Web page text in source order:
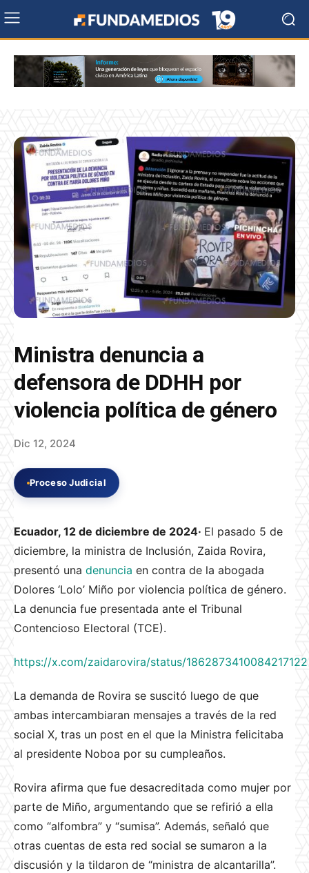
Ministra denuncia a
defensora de DDHH por
violencia política de género
Dic 12, 2024
Proceso Judicial
Ecuador, 12 de diciembre de 2024· El pasado 5 de
diciembre, la ministra de Inclusión, Zaida Rovira,
presentó una denuncia en contra de la abogada
Dolores ‘Lolo’ Miño por violencia política de género.
La denuncia fue presentada ante el Tribunal
Contencioso Electoral (TCE).
https://x.com/zaidarovira/status/1862873410084217122
La demanda de Rovira se suscitó luego de que
ambas intercambiaran mensajes a través de la red
social X, tras un post en el que la Ministra felicitaba
al presidente Noboa por su cumpleaños.
Rovira afirma que fue desacreditada como mujer por
parte de Miño, argumentando que se refirió a ella
como “alfombra” y “sumisa”. Además, señaló que
otras cuentas de esta red social se sumaron a la
discusión y la tildaron de “ministra de alcantarilla”.